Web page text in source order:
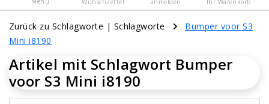
Zurück zu Schlagworte | Schlagworte
Bumper voor S3
Mini i8190
Artikel mit Schlagwort Bumper
voor S3 Mini i8190